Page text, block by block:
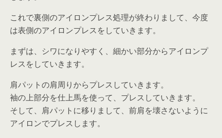
これで裏側のアイロンプレス処理が終わりまして、今度
は表側のアイロンプレスをしていきます。
まずは、シワになりやすく、細かい部分からアイロンプ
レスをしていきます。
肩パットの肩周りからプレスしていきます。
袖の上部分を仕上馬を使って、プレスしていきます。
そして、肩パットに移りまして、前肩を壊さないように
アイロンでプレスします。